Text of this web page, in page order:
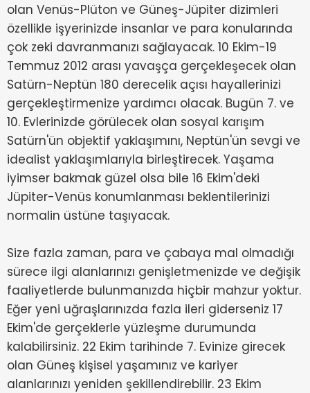
olan Venüs-Plüton ve Güneş-Jüpiter dizimleri
özellikle işyerinizde insanlar ve para konularında
çok zeki davranmanızı sağlayacak. 10 Ekim-19
Temmuz 2012 arası yavaşça gerçekleşecek olan
Satürn-Neptün 180 derecelik açısı hayallerinizi
gerçekleştirmenize yardımcı olacak. Bugün 7. ve
10. Evlerinizde görülecek olan sosyal karışım
Satürn'ün objektif yaklaşımını, Neptün'ün sevgi ve
idealist yaklaşımlarıyla birleştirecek. Yaşama
iyimser bakmak güzel olsa bile 16 Ekim'deki
Jüpiter-Venüs konumlanması beklentilerinizi
normalin üstüne taşıyacak.
Size fazla zaman, para ve çabaya mal olmadığı
sürece ilgi alanlarınızı genişletmenizde ve değişik
faaliyetlerde bulunmanızda hiçbir mahzur yoktur.
Eğer yeni uğraşlarınızda fazla ileri giderseniz 17
Ekim'de gerçeklerle yüzleşme durumunda
kalabilirsiniz. 22 Ekim tarihinde 7. Evinize girecek
olan Güneş kişisel yaşamınız ve kariyer
alanlarınızı yeniden şekillendirebilir. 23 Ekim